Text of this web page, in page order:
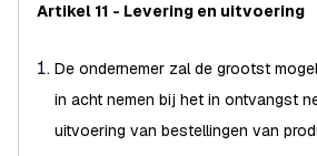
Artikel 11 - Levering en uitvoering
De ondernemer zal de grootst
in acht nemen bij het in ontvangst
uitvoering van bestellingen van